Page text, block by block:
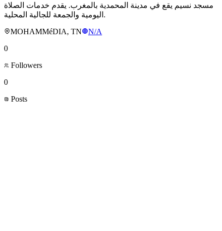
مسجد نسيم يقع في مدينة المحمدية بالمغرب. يقدم خدمات الصلاة
اليومية والجمعة للجالية المحلية.
MOHAMMéDIA, TN
N/A
0
Followers
0
Posts